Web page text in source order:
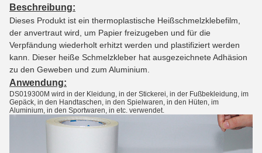
Beschreibung:
Dieses Produkt ist ein thermoplastische Heißschmelzklebefilm,
der anvertraut wird, um Papier freizugeben und für die
Verpfändung wiederholt erhitzt werden und plastifiziert werden
kann. Dieser heiße Schmelzkleber hat ausgezeichnete Adhäsion
zu den Geweben und zum Aluminium.
Anwendung:
DS019300M wird in der Kleidung, in der Stickerei, in der Fußbekleidung, im
Gepäck, in den Handtaschen, in den Spielwaren, in den Hüten, im
Aluminium, in den Sportwaren, in etc. verwendet.